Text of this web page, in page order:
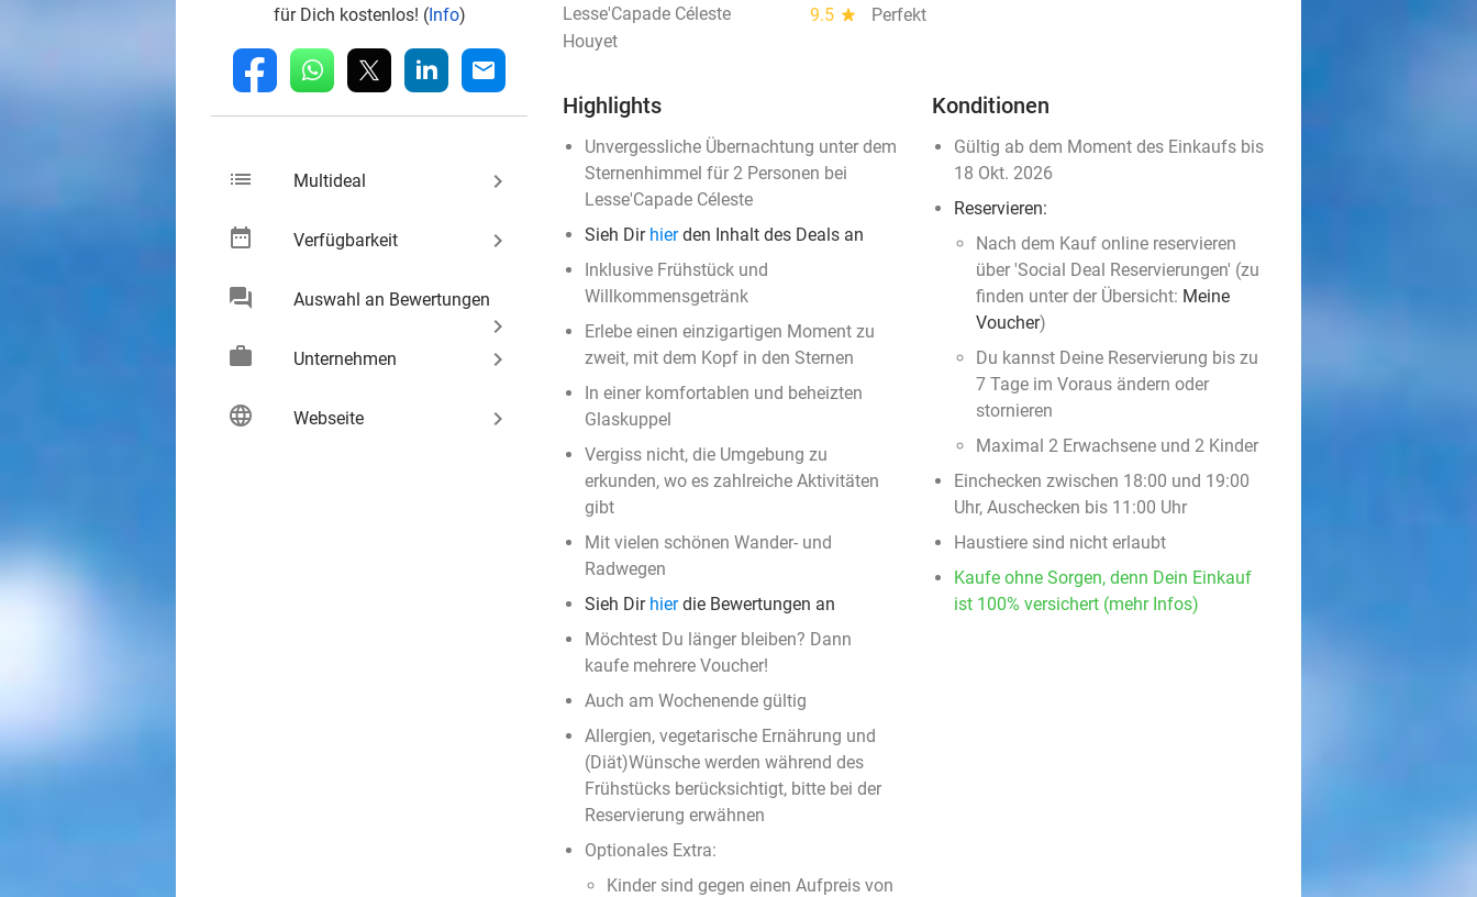
für Dich kostenlos! (Info)
fb whatsapp linkedin mail
list Multideal keyboard_arrow_right
date_range Verfügbarkeit keyboard_arrow_right
chat Auswahl an Bewertungen
keyboard_arrow_right
work
Unternehmen keyboard_arrow_right
language Webseite keyboard_arrow_right
Lesse'Capade Céleste 9.5 star
Perfekt
Houyet
Highlights
Unvergessliche Übernachtung unter dem
Sternenhimmel für 2 Personen bei
Lesse'Capade Céleste
Sieh Dir hierden Inhalt des Deals an
Inklusive Frühstück und
Willkommensgetränk
Erlebe einen einzigartigen Moment zu
zweit, mit dem Kopf in den Sternen
In einer komfortablen und beheizten
Glaskuppel
Vergiss nicht, die Umgebung zu
erkunden, wo es zahlreiche Aktivitäten
gibt
Mit vielen schönen Wander- und
Radwegen
Sieh Dir hierdie Bewertungen an
Möchtest Du länger bleiben? Dann
kaufe mehrere Voucher!
Auch am Wochenende gültig
Allergien, vegetarische Ernährung und
(Diät)Wünsche werden während des
Frühstücks berücksichtigt, bitte bei der
Reservierung erwähnen
Optionales Extra:
Kinder sind gegen einen Aufpreis von
Konditionen
Gültig ab dem Moment des Einkaufs bis
18 Okt. 2026
Reservieren:
Nach dem Kauf online reservieren
über 'Social Deal Reservierungen' (zu
finden unter der Übersicht: Meine
Voucher)
Du kannst Deine Reservierung bis zu
7 Tage im Voraus ändern oder
stornieren
Maximal 2 Erwachsene und 2 Kinder
Einchecken zwischen 18:00 und 19:00
Uhr, Auschecken bis 11:00 Uhr
Haustiere sind nicht erlaubt
Kaufe ohne Sorgen, denn Dein Einkauf
ist 100% versichert (mehr Infos)